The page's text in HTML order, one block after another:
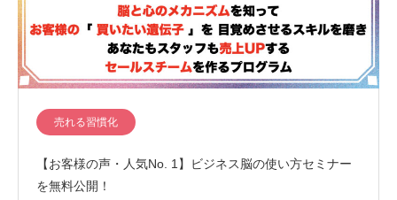
売れる習慣化
【お客様の声・人気No. 1】ビジネス脳の使い方セミナー
を無料公開！